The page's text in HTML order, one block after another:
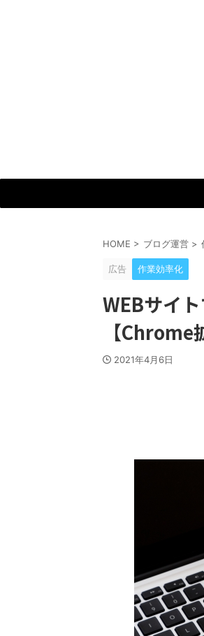
HOME > ブログ運営 >
広告 作業効率化
WEBサイ
【Chrome
2021年4月6日